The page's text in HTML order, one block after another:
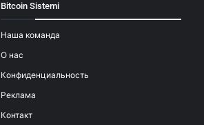
Bitcoin Sistemi
Наша команда
О нас
Конфиденциальность
Реклама
Контакт